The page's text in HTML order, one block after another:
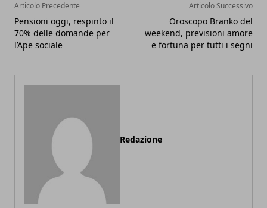
Articolo Precedente
Pensioni oggi, respinto il
70% delle domande per
l’Ape sociale
Articolo Successivo
Oroscopo Branko del
weekend, previsioni amore
e fortuna per tutti i segni
Redazione